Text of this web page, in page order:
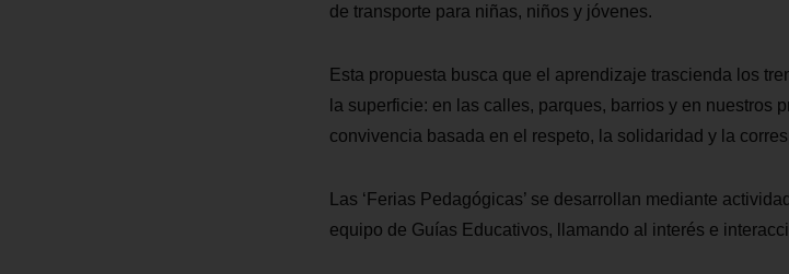
de transporte para niñas, niños y jóvenes.
Esta propuesta busca que el aprendizaje trascienda los
la superficie: en las calles, parques, barrios y en nuestros
convivencia basada en el respeto, la solidaridad y la
Las ‘Ferias Pedagógicas’ se desarrollan mediante
equipo de Guías Educativos, llamando al interés e